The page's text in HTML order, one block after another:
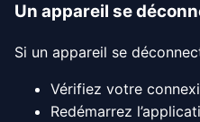
Un appareil se
Si un appareil se
Vérifiez votre
Redémarrez